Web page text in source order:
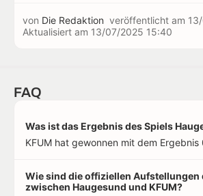
von Die Redaktion veröffentlicht am
Aktualisiert am 13/07/2025 15:40
FAQ
Was ist das Ergebnis des Spiels
KFUM hat gewonnen mit dem Ergebnis
Wie sind die offiziellen Aufstellungen
zwischen Haugesund und KFUM?